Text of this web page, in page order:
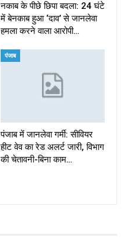
नकाब के पीछे छिपा बदला: 24 घंटे
में बेनकाब हुआ ‘दाव’ से जानलेवा
हमला करने वाला आरोपी…
पंजाब
पंजाब में जानलेवा गर्मी: सीवियर
हीट वेव का रेड अलर्ट जारी, विभाग
की चेतावनी-बिना काम…